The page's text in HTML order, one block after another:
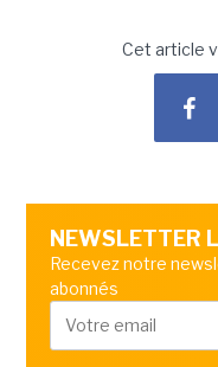
Cet article
NEWSLETTER
Recevez notre
abonnés